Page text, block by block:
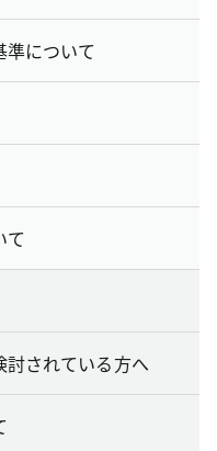
準について
て
討されている方へ